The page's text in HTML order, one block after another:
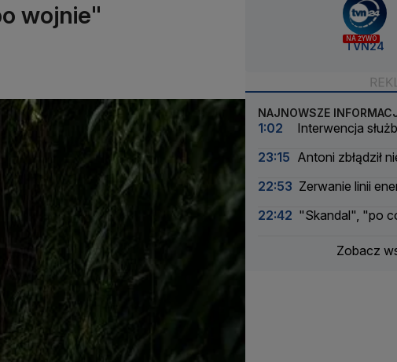
wojnie"
NA ŻYWO
TVN24
NAJNOWSZE
1:02
Interwencja
23:15 Antoni zbłądził
22:53 Zerwanie linii
Wojskowa
22:42 "Skandal", "po
Zobacz